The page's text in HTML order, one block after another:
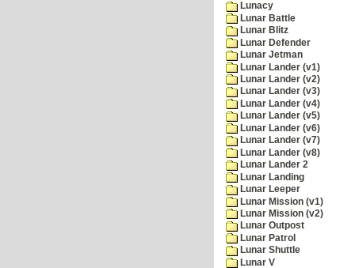
Lunacy
Lunar Battle
Lunar Blitz
Lunar Defender
Lunar Jetman
Lunar Lander (v1)
Lunar Lander (v2)
Lunar Lander (v3)
Lunar Lander (v4)
Lunar Lander (v5)
Lunar Lander (v6)
Lunar Lander (v7)
Lunar Lander (v8)
Lunar Lander 2
Lunar Landing
Lunar Leeper
Lunar Mission (v1)
Lunar Mission (v2)
Lunar Outpost
Lunar Patrol
Lunar Shuttle
Lunar V